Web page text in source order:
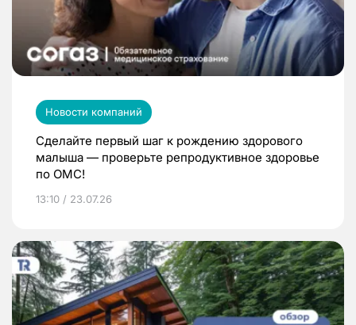
Новости компаний
Сделайте первый шаг к рождению здорового
малыша — проверьте репродуктивное здоровье
по ОМС!
13:10 / 23.07.26